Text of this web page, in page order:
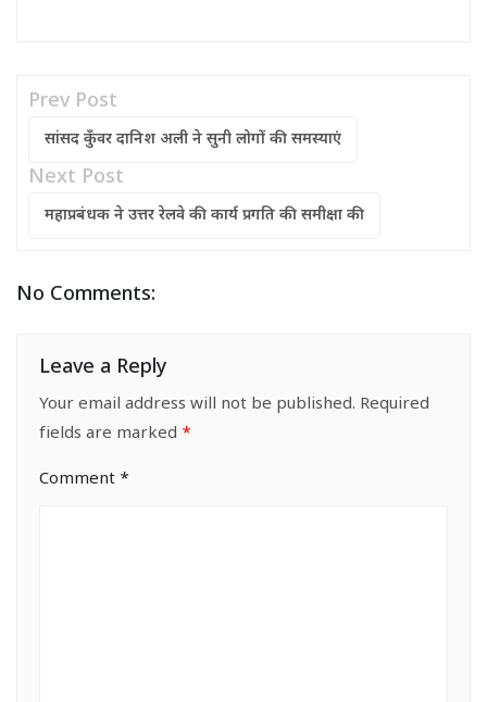
Prev Post
सांसद कुँवर दानिश अली ने सुनी लोगों की समस्याएं
Next Post
महाप्रबंधक ने उत्तर रेलवे की कार्य प्रगति की समीक्षा की
No Comments:
Leave a Reply
Your email address will not be published. Required
fields are marked *
Comment *